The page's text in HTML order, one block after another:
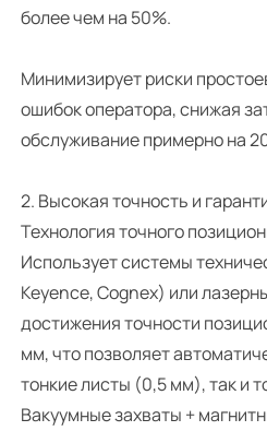
более чем на 50%.
Минимизирует риски
ошибок оператора, снижая
обслуживание примерно на
2. Высокая точность и
Технология точного
Использует системы
Keyence, Cognex) или
достижения точности
мм, что позволяет
тонкие листы (0,5 мм), так и
Вакуумные захваты +